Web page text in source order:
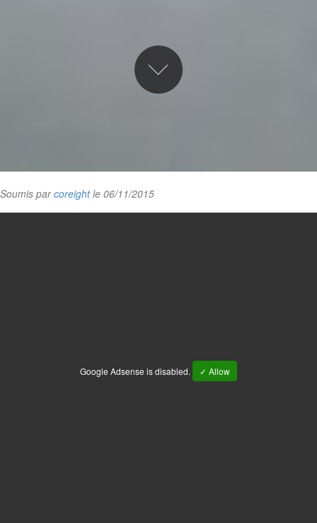
Soumis parcoreightle 06/11/2015
Google Adsense is disabled. ✓ Allow